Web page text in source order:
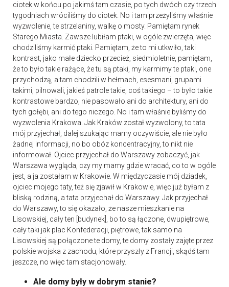
ciotek w końcu po jakimś tam czasie, po tych dwóch czy trzech
tygodniach wróciliśmy do ciotek. No i tam przeżyliśmy właśnie
wyzwolenie, te strzelaniny, walkę o mosty. Pamiętam rynek
Starego Miasta. Zawsze lubiłam ptaki, w ogóle zwierzęta, więc
chodziliśmy karmić ptaki. Pamiętam, że to mi utkwiło, taki
kontrast, jako małe dziecko przecież, siedmioletnie, pamiętam,
że to było takie rażące, że tu są ptaki, my karmimy te ptaki, one
przychodzą, a tam chodzili w hełmach, esesmani, grupami
takimi, pilnowali, jakieś patrole takie, coś takiego – to było takie
kontrastowe bardzo, nie pasowało ani do architektury, ani do
tych gołębi, ani do tego niczego. No i tam właśnie byliśmy do
wyzwolenia Krakowa. Jak Kraków został wyzwolony, to tata
mój przyjechał, dalej szukając mamy oczywiście, ale nie było
żadnej informacji, no bo obóz koncentracyjny, to nikt nie
informował. Ojciec przyjechał do Warszawy zobaczyć, jak
Warszawa wygląda, czy my mamy gdzie wracać, co to w ogóle
jest, a ja zostałam w Krakowie. W międzyczasie mój dziadek,
ojciec mojego taty, też się zjawił w Krakowie, więc już byłam z
bliską rodziną, a tata przyjechał do Warszawy. Jak przyjechał
do Warszawy, to się okazało, że nasze mieszkanie na
Lisowskiej, cały ten [budynek], bo to są łączone, dwupiętrowe,
cały taki jak plac Konfederacji, piętrowe, tak samo na
Lisowskiej są połączone te domy, te domy zostały zajęte przez
polskie wojska z zachodu, które przyszły z Francji, skądś tam
jeszcze, no więc tam stacjonowały.
Ale domy były w dobrym stanie?